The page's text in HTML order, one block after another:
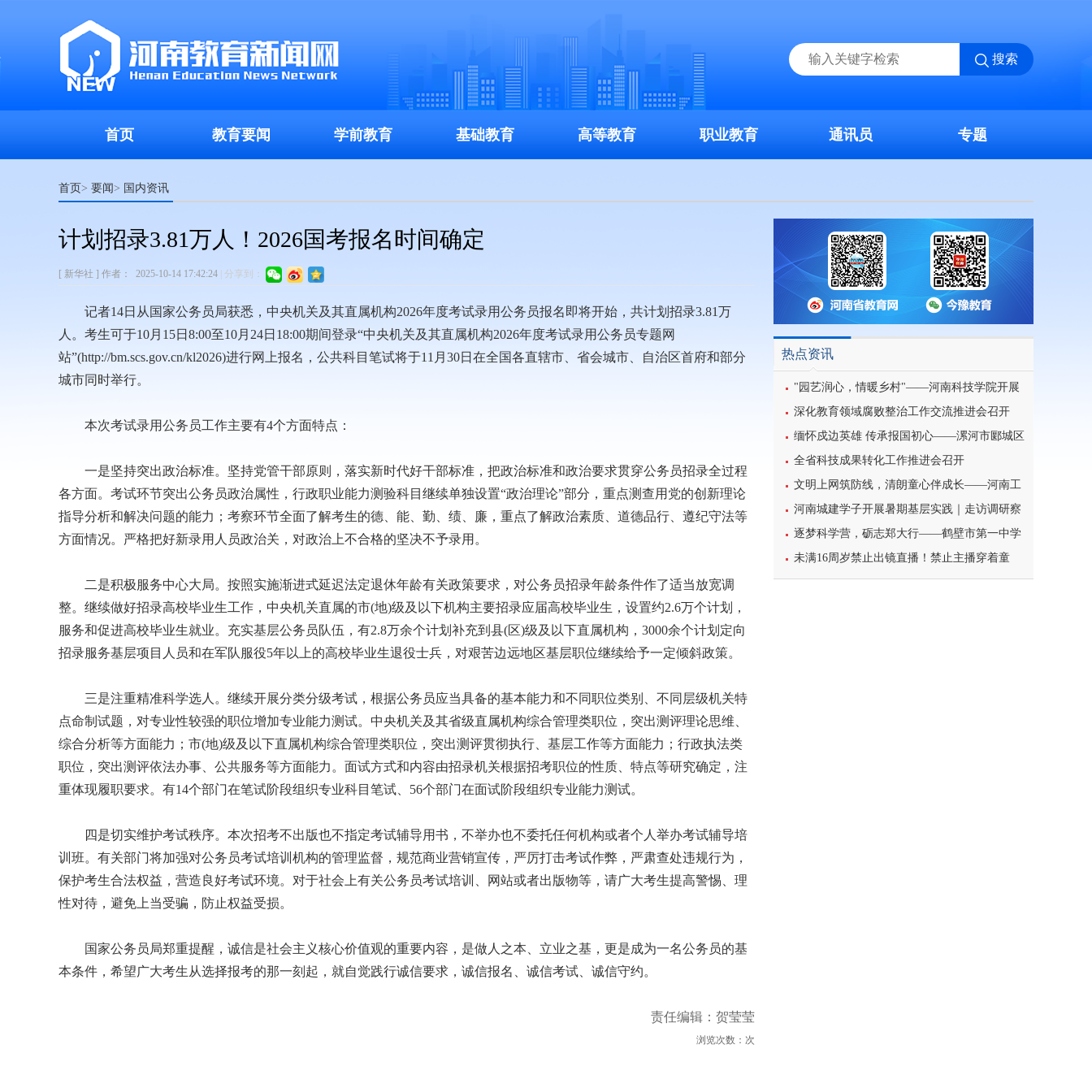
搜索
首页 教育要闻 学前教育 基础教育 高等教育 职业教育 通讯员 专题
首页> 要闻> 国内资讯
热点资讯
"园艺润心，情暖乡村"——河南科技学院开展
暑期三下乡心理健康宣讲活动
深化教育领域腐败整治工作交流推进会召开
缅怀戍边英雄 传承报国初心——漯河市郾城区
东街小学开展八一建军节主题特色教育活动
全省科技成果转化工作推进会召开
文明上网筑防线，清朗童心伴成长——河南工
业大学北斗星筑梦志愿服务团队开展科普主题实
践课堂
河南城建学子开展暑期基层实践｜走访调研察
民情，反诈宣传护平安
逐梦科学营，砺志郑大行——鹤壁市第一中学
学子参加2026年郑州大学高校科学营研学之旅纪
实
未满16周岁禁止出镜直播！禁止主播穿着童
装、校服等模仿未成年人直播
计划招录3.81万人！2026国考报名时间确定
[ 新华社 ] 作者： 2025-10-14 17:42:24 分享到：
记者14日从国家公务员局获悉，中央机关及其直属机构2026年度考试录用公务员报名即将开始，共计划招录3.81万
人。考生可于10月15日8:00至10月24日18:00期间登录“中央机关及其直属机构2026年度考试录用公务员专题网
站”(http://bm.scs.gov.cn/kl2026)进行网上报名，公共科目笔试将于11月30日在全国各直辖市、省会城市、自治区首府和部分
城市同时举行。
本次考试录用公务员工作主要有4个方面特点：
一是坚持突出政治标准。坚持党管干部原则，落实新时代好干部标准，把政治标准和政治要求贯穿公务员招录全过程
各方面。考试环节突出公务员政治属性，行政职业能力测验科目继续单独设置“政治理论”部分，重点测查用党的创新理论
指导分析和解决问题的能力；考察环节全面了解考生的德、能、勤、绩、廉，重点了解政治素质、道德品行、遵纪守法等
方面情况。严格把好新录用人员政治关，对政治上不合格的坚决不予录用。
二是积极服务中心大局。按照实施渐进式延迟法定退休年龄有关政策要求，对公务员招录年龄条件作了适当放宽调
整。继续做好招录高校毕业生工作，中央机关直属的市(地)级及以下机构主要招录应届高校毕业生，设置约2.6万个计划，
服务和促进高校毕业生就业。充实基层公务员队伍，有2.8万余个计划补充到县(区)级及以下直属机构，3000余个计划定向
招录服务基层项目人员和在军队服役5年以上的高校毕业生退役士兵，对艰苦边远地区基层职位继续给予一定倾斜政策。
三是注重精准科学选人。继续开展分类分级考试，根据公务员应当具备的基本能力和不同职位类别、不同层级机关特
点命制试题，对专业性较强的职位增加专业能力测试。中央机关及其省级直属机构综合管理类职位，突出测评理论思维、
综合分析等方面能力；市(地)级及以下直属机构综合管理类职位，突出测评贯彻执行、基层工作等方面能力；行政执法类
职位，突出测评依法办事、公共服务等方面能力。面试方式和内容由招录机关根据招考职位的性质、特点等研究确定，注
重体现履职要求。有14个部门在笔试阶段组织专业科目笔试、56个部门在面试阶段组织专业能力测试。
四是切实维护考试秩序。本次招考不出版也不指定考试辅导用书，不举办也不委托任何机构或者个人举办考试辅导培
训班。有关部门将加强对公务员考试培训机构的管理监督，规范商业营销宣传，严厉打击考试作弊，严肃查处违规行为，
保护考生合法权益，营造良好考试环境。对于社会上有关公务员考试培训、网站或者出版物等，请广大考生提高警惕、理
性对待，避免上当受骗，防止权益受损。
国家公务员局郑重提醒，诚信是社会主义核心价值观的重要内容，是做人之本、立业之基，更是成为一名公务员的基
本条件，希望广大考生从选择报考的那一刻起，就自觉践行诚信要求，诚信报名、诚信考试、诚信守约。
责任编辑：贺莹莹
浏览次数： 次